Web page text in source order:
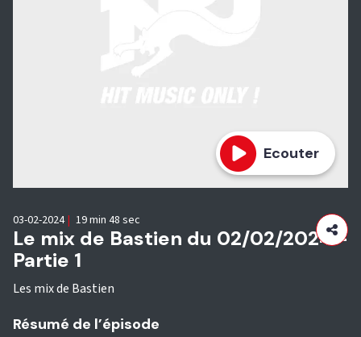
Ecouter
Le mix de Bastien du 02/02/2024 -
Partie 1
Les mix de Bastien
03-02-2024 | 19 min 48 sec
Résumé de l’épisode